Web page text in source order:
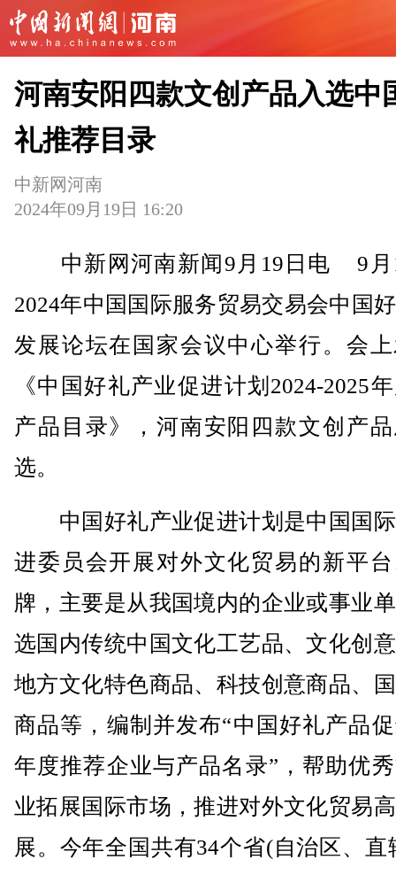
河南安阳四款文创产品入选中
礼推荐目录
中新网河南
2024年09月19日 16:20
中新网河南新闻9月19日电 9月
2024年中国国际服务贸易交易会中国
发展论坛在国家会议中心举行。会
《中国好礼产业促进计划2024-2025
产品目录》，河南安阳四款文创产
选。
中国好礼产业促进计划是中国国
进委员会开展对外文化贸易的新平
牌，主要是从我国境内的企业或事业
选国内传统中国文化工艺品、文化创
地方文化特色商品、科技创意商品、
商品等，编制并发布“中国好礼产品
年度推荐企业与产品名录”，帮助优
业拓展国际市场，推进对外文化贸易
展。今年全国共有34个省(自治区、直